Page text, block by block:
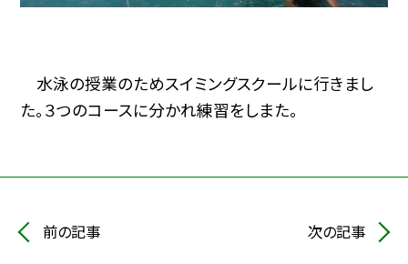
水泳の授業のためスイミングスクールに行きまし
た。３つのコースに分かれ練習をしまた。
前の記事 次の記事